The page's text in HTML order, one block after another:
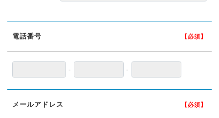
電話番号 【必須】
- -
メールアドレス 【必須】